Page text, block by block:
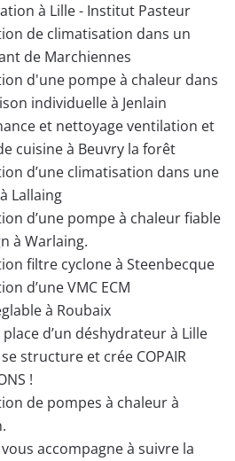
à Lille - Institut Pasteur
de climatisation dans un
de Marchiennes
d'une pompe à chaleur dans
individuelle à Jenlain
et nettoyage ventilation et
cuisine à Beuvry la forêt
d’une climatisation dans une
Lallaing
d’une pompe à chaleur fiable
à Warlaing.
filtre cyclone à Steenbecque
d’une VMC ECM
à Roubaix
place d’un déshydrateur à Lille
se structure et crée COPAIR
!
de pompes à chaleur à
vous accompagne à suivre la